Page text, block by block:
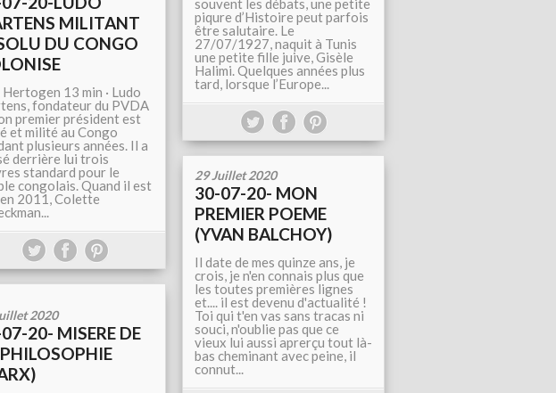
souvent les débats, une petite
piqure d’Histoire peut parfois
être salutaire. Le
27/07/1927, naquit à Tunis
une petite fille juive, Gisèle
Halimi. Quelques années plus
tard, lorsque l’Europe...
MILITANT
DU CONGO
13 min · Ludo
fondateur du PVDA
premier président est
et milité au Congo
plusieurs années. Il a
derrière lui trois
standard pour le
congolais. Quand il est
2011, Colette
29 Juillet 2020
30-07-20- MON
PREMIER POEME
(YVAN BALCHOY)
Il date de mes quinze ans, je
crois, je n'en connais plus que
les toutes premières lignes
et.... il est devenu d'actualité !
Toi qui t'en vas sans tracas ni
souci, n'oublie pas que ce
vieux lui aussi aprerçu tout là-
bas cheminant avec peine, il
connut...
2020
20- MISERE DE